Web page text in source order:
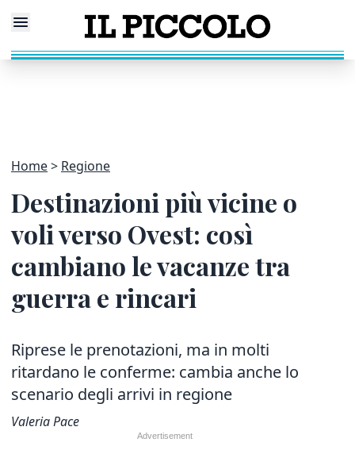
Home Regione
Destinazioni più vicine o
voli verso Ovest: così
cambiano le vacanze tra
guerra e rincari
Riprese le prenotazioni, ma in molti
ritardano le conferme: cambia anche lo
scenario degli arrivi in regione
Valeria Pace